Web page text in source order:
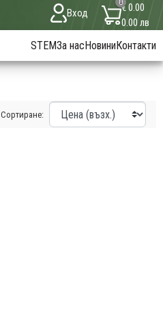
Вход
0€ 0.00
0.00 лв
STEMЗа насНовиниКонтакти
Сортиране: